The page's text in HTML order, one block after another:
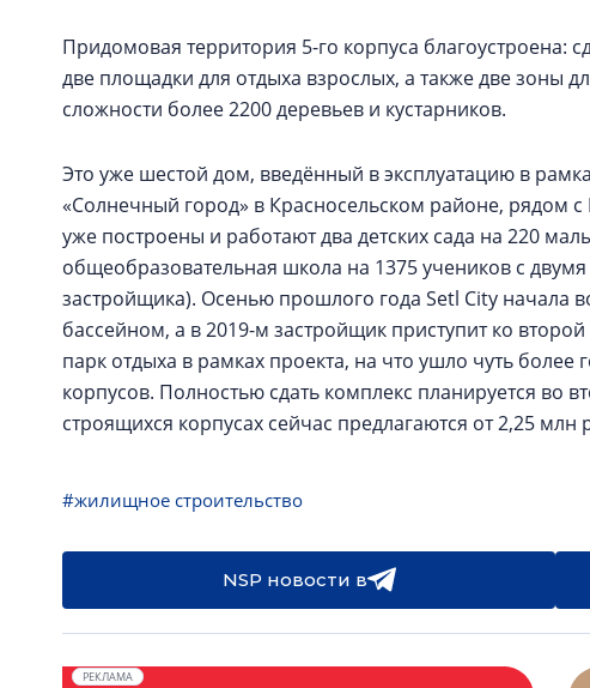
Придомовая территория 5-го корпуса благоустроена:
две площадки для отдыха взрослых, а также две зоны
сложности более 2200 деревьев и кустарников.
Это уже шестой дом, введённый в эксплуатацию в
«Солнечный город» в Красносельском районе, рядом
уже построены и работают два детских сада на 220
общеобразовательная школа на 1375 учеников с
застройщика). Осенью прошлого года Setl City начала
бассейном, а в 2019-м застройщик приступит ко
парк отдыха в рамках проекта, на что ушло чуть более
корпусов. Полностью сдать комплекс планируется во
строящихся корпусах сейчас предлагаются от 2,25 млн
#жилищное строительство
NSP новости в
РЕКЛАМА